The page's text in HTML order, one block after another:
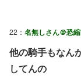
22： 名無しさん＠恐
他の騎手もなん
してんの